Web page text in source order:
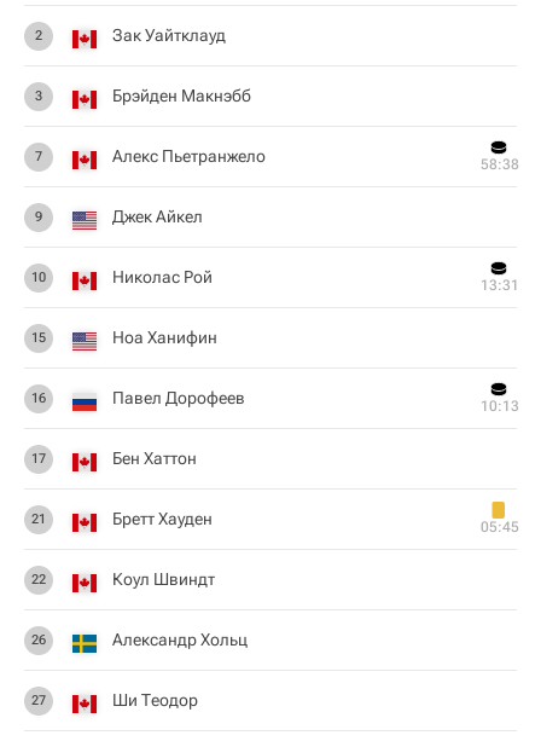
2 Зак Уайтклауд
3 Брэйден Макнэбб
7 Алекс Пьетранжело 58:38
9 Джек Айкел
10 Николас Рой 13:31
15 Ноа Ханифин
16 Павел Дорофеев 10:13
17 Бен Хаттон
21 Бретт Хауден 05:45
22 Коул Швиндт
26 Александр Хольц
27 Ши Теодор